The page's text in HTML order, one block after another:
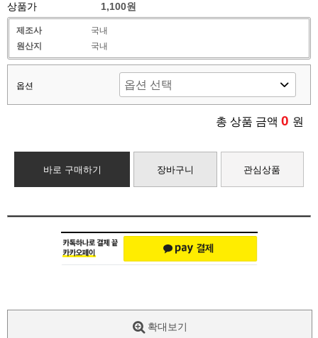
상품가 1,100원
제조사
국내
원산지
국내
옵션
총 상품 금액 0 원
바로 구매하기 장바구니 관심상품
확대보기